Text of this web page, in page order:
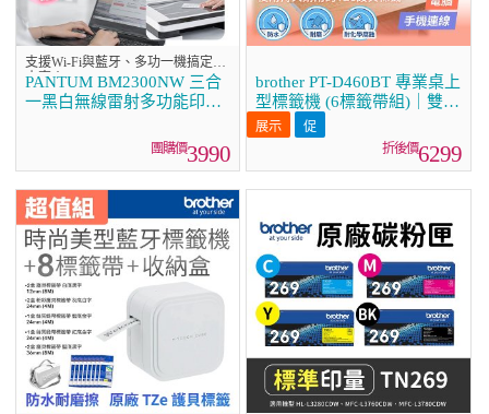
支援Wi-Fi與藍牙、多功一機搞定大
小事！
PANTUM BM2300NW 三合
一黑白無線雷射多功能印表
3990
brother PT-D460BT 專業桌上
型標籤機 (6標籤帶組)｜雙介
面列印/中文化實體鍵盤/辦公
室收納神器
6299